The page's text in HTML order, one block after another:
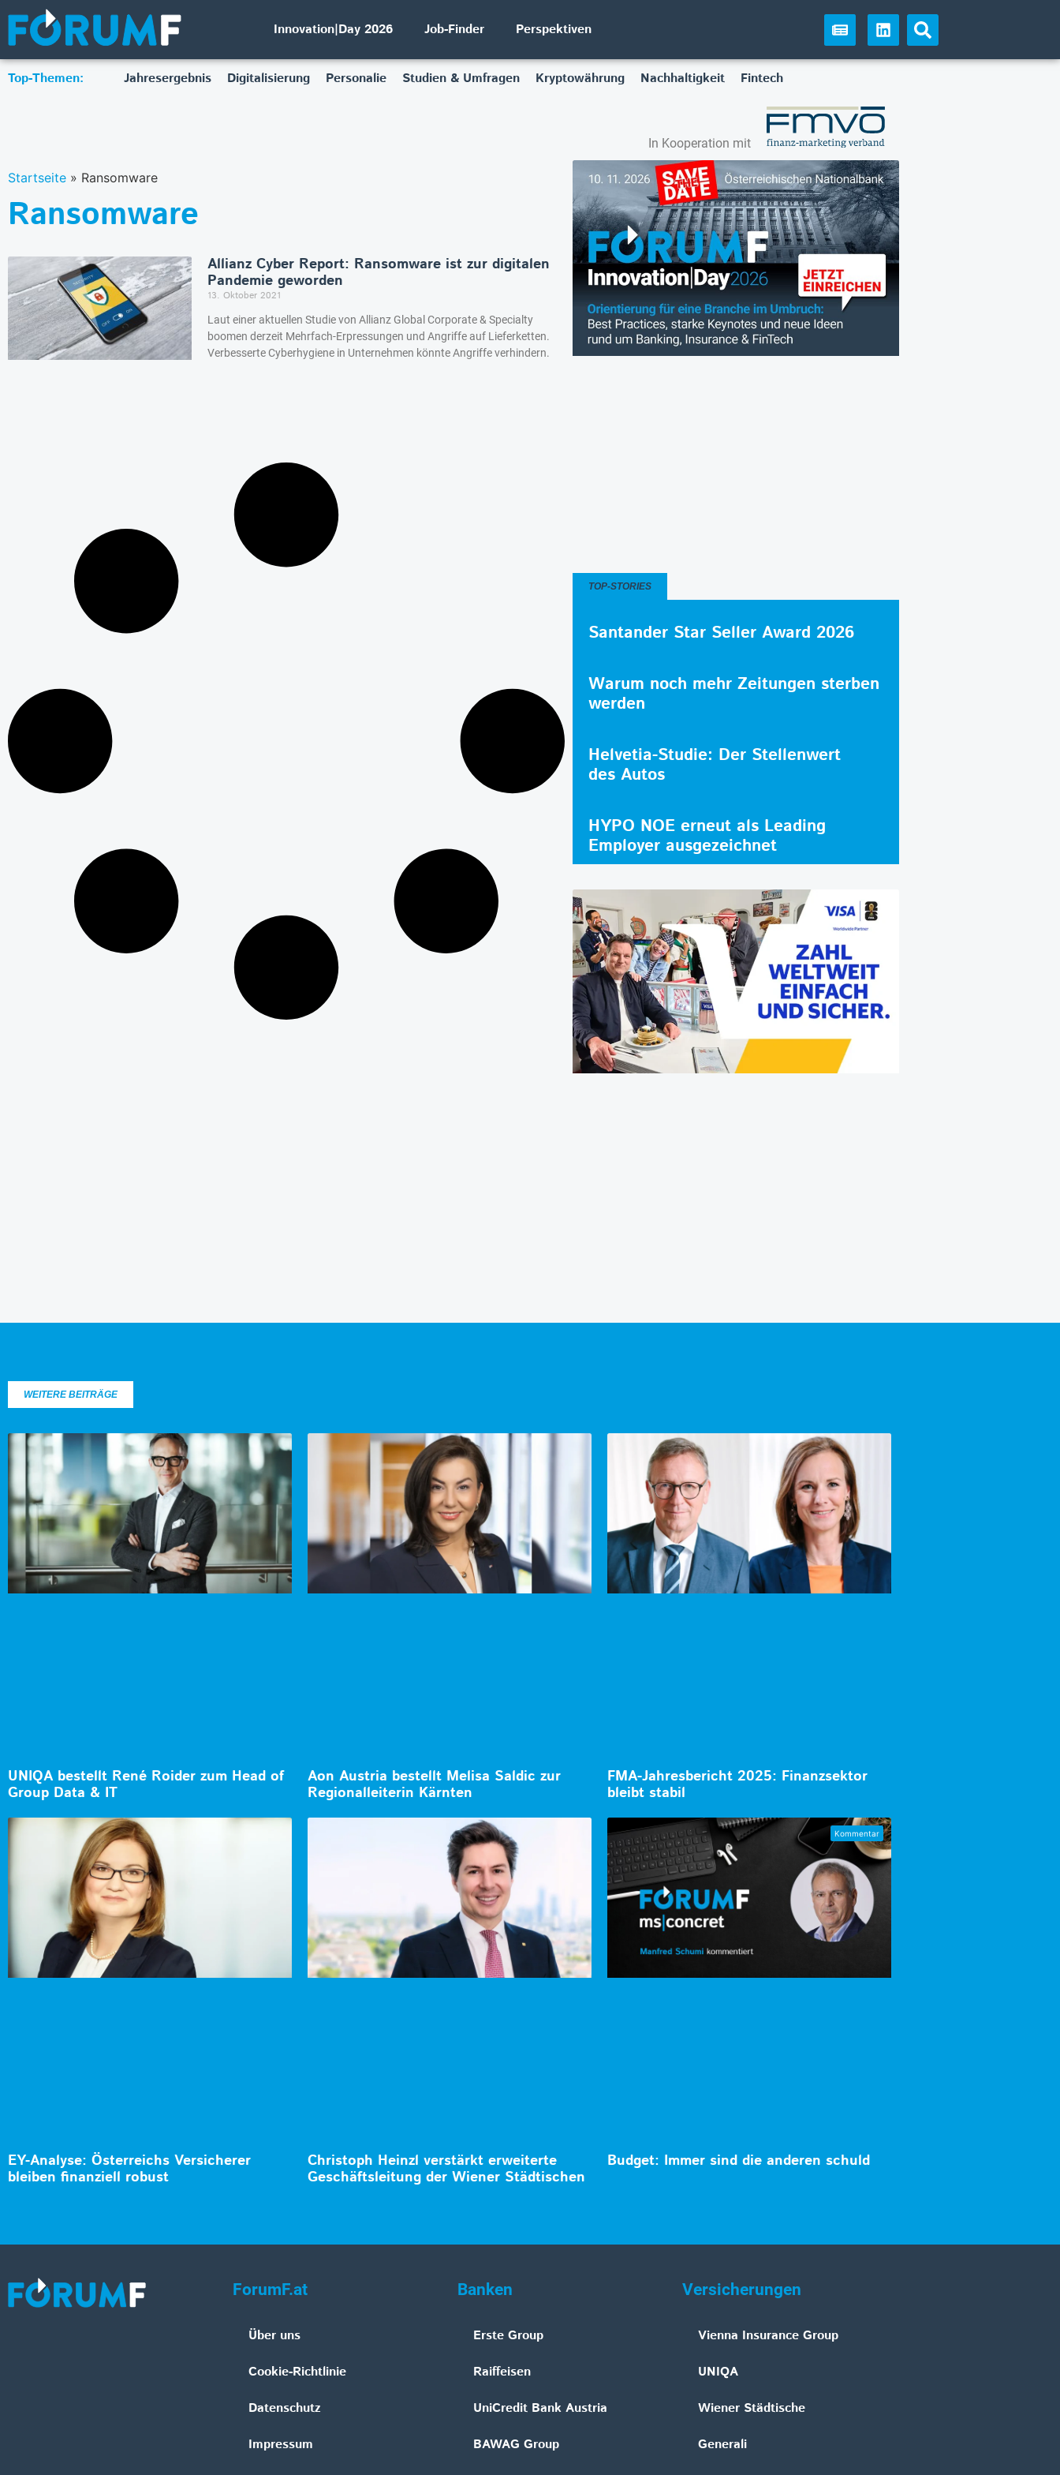
Innovation|Day 2026 Job-Finder Perspektiven
Top-Themen: Jahresergebnis Digitalisierung Personalie Studien & Umfragen Kryptowährung Nachhaltigkeit Fintech
In Kooperation mit
Startseite » Ransomware
Ransomware
Allianz Cyber Report: Ransomware ist zur digitalen
Pandemie geworden
13. Oktober 2021
Laut einer aktuellen Studie von Allianz Global Corporate & Specialty
boomen derzeit Mehrfach-Erpressungen und Angriffe auf Lieferketten.
Verbesserte Cyberhygiene in Unternehmen könnte Angriffe verhindern.
TOP-STORIES
Santander Star Seller Award 2026
Warum noch mehr Zeitungen sterben
werden
Helvetia-Studie: Der Stellenwert
des Autos
HYPO NOE erneut als Leading
Employer ausgezeichnet
WEITERE BEITRÄGE
UNIQA bestellt René Roider zum Head of
Group Data & IT
Aon Austria bestellt Melisa Saldic zur
Regionalleiterin Kärnten
FMA-Jahresbericht 2025: Finanzsektor
bleibt stabil
EY-Analyse: Österreichs Versicherer
bleiben finanziell robust
Christoph Heinzl verstärkt erweiterte
Geschäftsleitung der Wiener Städtischen
Budget: Immer sind die anderen schuld
ForumF.at
Über uns
Cookie-Richtlinie
Datenschutz
Impressum
Banken
Erste Group
Raiffeisen
UniCredit Bank Austria
BAWAG Group
Versicherungen
Vienna Insurance Group
UNIQA
Wiener Städtische
Generali